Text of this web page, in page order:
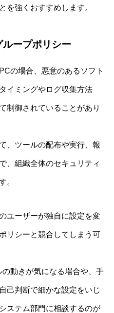
を強くおすすめします。
ープポリシー
の場合、悪意のあるソフト
イミングやログ収集方法
制御されていることがあり
、ツールの配布や実行、報
、組織全体のセキュリティ
。
ユーザーが独自に設定を変
リシーと競合してしまう可
動きが気になる場合や、手
己判断で細かな設定をいじ
ステム部門に相談するのが